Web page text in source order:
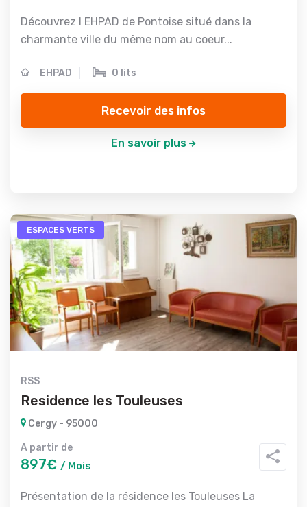
Découvrez l EHPAD de Pontoise situé dans la
charmante ville du même nom au coeur...
EHPAD 0 lits
Recevoir des infos
En savoir plus
ESPACES VERTS
RSS
Residence les Touleuses
Cergy - 95000
A partir de
897€ / Mois
Présentation de la résidence les Touleuses La